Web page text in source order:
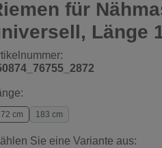
für
Länge
cm 183 cm
Sie eine Variante aus: